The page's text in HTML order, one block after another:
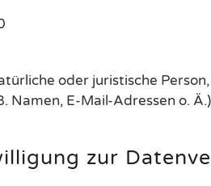
oder juristische
Namen, E-Mail-Adressen o.
zur